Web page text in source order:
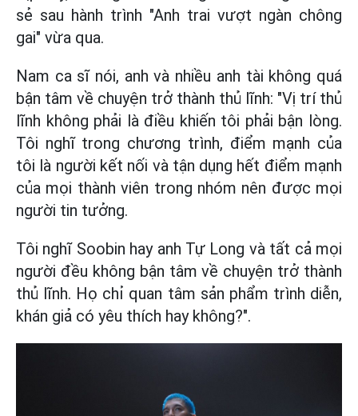
sẻ sau hành trình "Anh trai vượt ngàn chông
gai" vừa qua.
Nam ca sĩ nói, anh và nhiều anh tài không quá
bận tâm về chuyện trở thành thủ lĩnh: "Vị trí thủ
lĩnh không phải là điều khiến tôi phải bận lòng.
Tôi nghĩ trong chương trình, điểm mạnh của
tôi là người kết nối và tận dụng hết điểm mạnh
của mọi thành viên trong nhóm nên được mọi
người tin tưởng.
Tôi nghĩ Soobin hay anh Tự Long và tất cả mọi
người đều không bận tâm về chuyện trở thành
thủ lĩnh. Họ chỉ quan tâm sản phẩm trình diễn,
khán giả có yêu thích hay không?".